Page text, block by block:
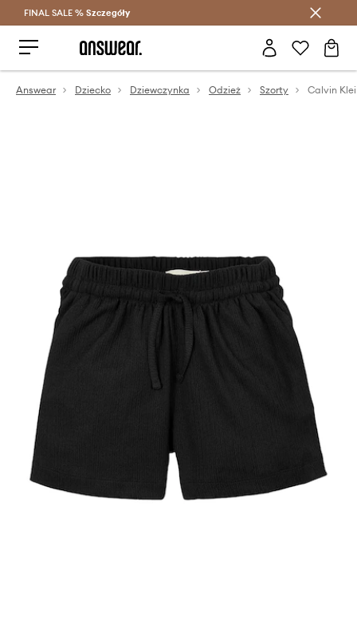
Oszczędzaj z Answear Club >
FINAL SALE % Szczegóły
Answear Dziecko Dziewczynka Odzież Szorty